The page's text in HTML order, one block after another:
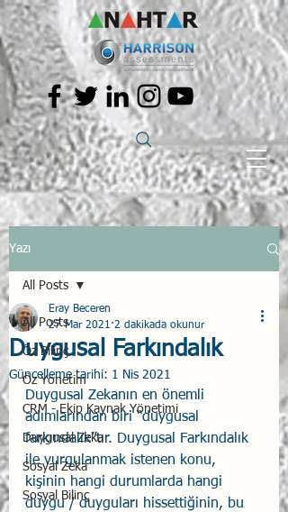
Yazı
All Posts
Öz Bilinç
Öz Yönetim
CRM - Ekip Kaynak Yönetimi
Duygusal Zeka
Sosyal Zeka
Sosyal Bilinç
All Posts
Duygusal Farkındalık
Eray Beceren
27 Mar 2021 2 dakikada okunur
Güncelleme tarihi: 1 Nis 2021
Duygusal Zekanın en önemli
adımlarından biri “duygusal
farkındalık”tır. Duygusal Farkındalık
ile vurgulanmak istenen konu,
kişinin hangi durumlarda hangi
duygu / duyguları hissettiğinin, bu